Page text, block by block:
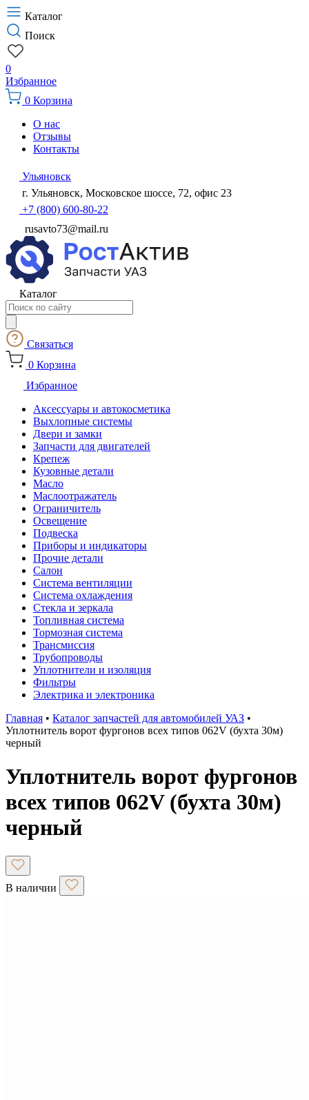
Каталог
Поиск
0
Избранное
0 Корзина
О нас
Отзывы
Контакты
Ульяновск
г. Ульяновск, Московское шоссе, 72, офис 23
+7 (800) 600-80-22
rusavto73@mail.ru
Каталог
Поиск
товаров
Связаться
0 Корзина
Избранное
Аксессуары и автокосметика
Выхлопные системы
Двери и замки
Запчасти для двигателей
Крепеж
Кузовные детали
Масло
Маслоотражатель
Ограничитель
Освещение
Подвеска
Приборы и индикаторы
Прочие детали
Салон
Система вентиляции
Система охлаждения
Стекла и зеркала
Топливная система
Тормозная система
Трансмиссия
Трубопроводы
Уплотнители и изоляция
Фильтры
Электрика и электроника
Главная • Каталог запчастей для автомобилей УАЗ •
Уплотнитель ворот фургонов всех типов 062V (бухта 30м)
черный
Уплотнитель ворот фургонов
всех типов 062V (бухта 30м)
черный
В наличии